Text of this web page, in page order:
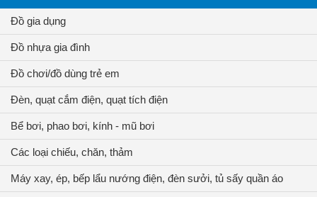
Đồ gia dụng
Đồ nhựa gia đình
Đồ chơi/đồ dùng trẻ em
Đèn, quạt cắm điện, quạt tích điện
Bể bơi, phao bơi, kính - mũ bơi
Các loại chiếu, chăn, thảm
Máy xay, ép, bếp lẩu nướng điện, đèn sưởi, tủ sấy quần áo